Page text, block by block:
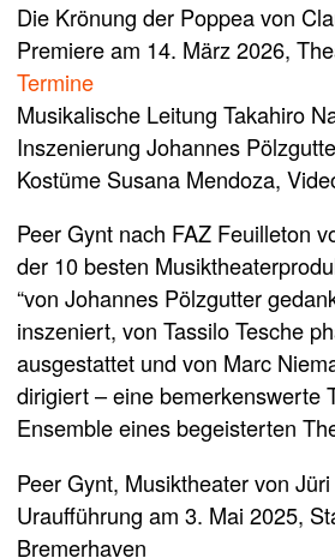
Die Krönung der Poppea von
Premiere am 14. März 2026,
Termine
Musikalische Leitung Takahiro
Inszenierung Johannes
Kostüme Susana Mendoza,
Peer Gynt nach FAZ Feuilleton
der 10 besten
“von Johannes Pölzgutter
inszeniert, von Tassilo Tesche
ausgestattet und von Marc
dirigiert – eine bemerkenswerte
Ensemble eines begeisterten
Peer Gynt, Musiktheater von
Uraufführung am 3. Mai 2025,
Bremerhaven